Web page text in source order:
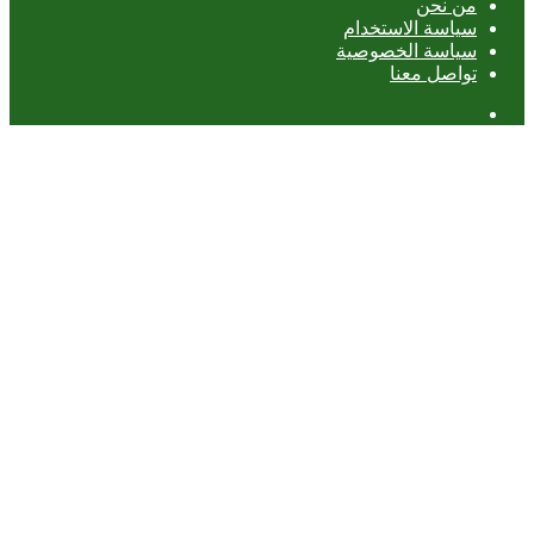
من نحن
سياسة الاستخدام
سياسة الخصوصية
تواصل معنا